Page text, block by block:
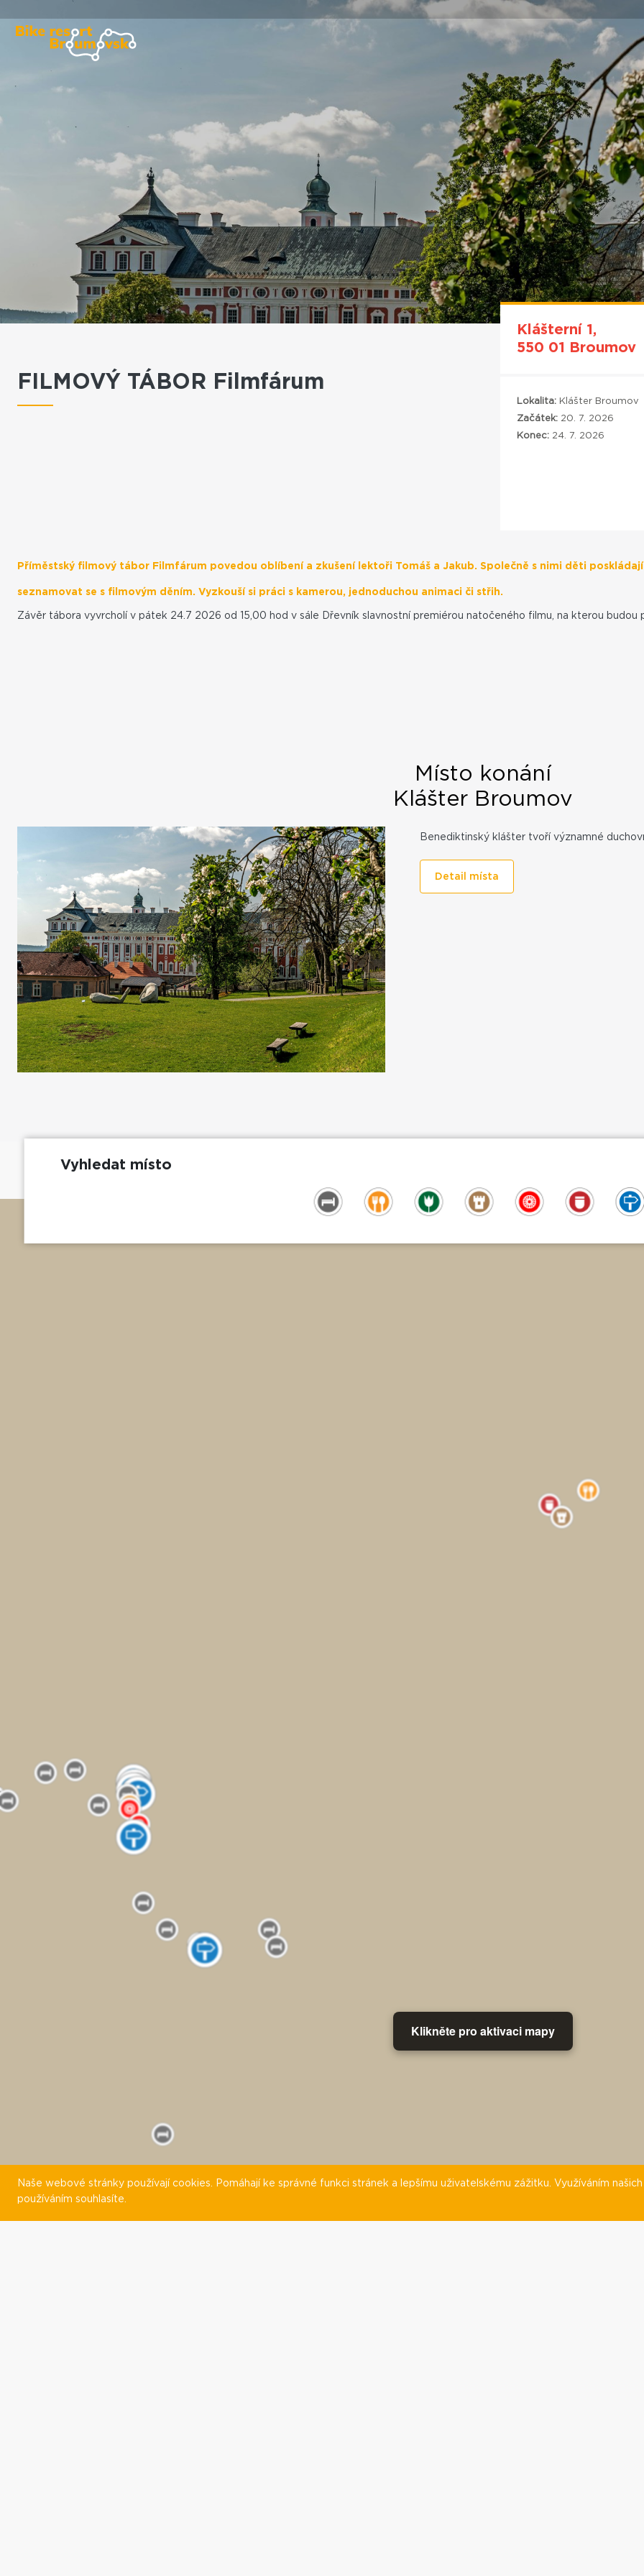
Klášterní 1,
550 01 Broumov
Lokalita: Klášter Broumov
Začátek: 20. 7. 2026
Konec: 24. 7. 2026
FILMOVÝ TÁBOR Filmfárum
Příměstský filmový tábor Filmfárum povedou oblíbení a zkušení lektoři Tomáš a Jakub. Společně s nimi děti
seznamovat se s filmovým děním. Vyzkouší si práci s kamerou, jednoduchou animaci či střih.
Závěr tábora vyvrcholí v pátek 24.7 2026 od 15,00 hod v sále Dřevník slavnostní premiérou natočeného filmu, na kterou
Místo konání
Klášter Broumov
Benediktinský klášter tvoří významné
Detail místa
Vyhledat místo
Klikněte pro aktivaci mapy
Naše webové stránky používají cookies. Pomáhají ke správné funkci stránek a lepšímu uživatelskému zážitku. Využíváním
používáním souhlasíte.